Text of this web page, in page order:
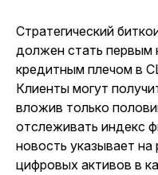
Стратегический
должен стать первым
кредитным плечом в
Клиенты могут
вложив только
отслеживать индекс
новость указывает
цифровых активов в